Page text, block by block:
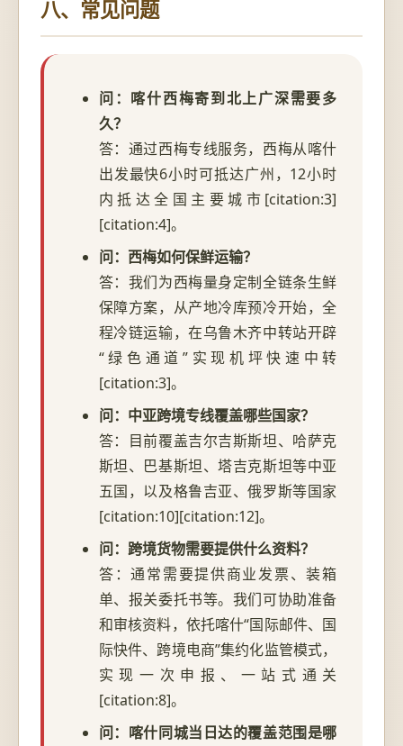
八、常见问题
问：喀什西梅寄到北上广深需要多
久？
答：通过西梅专线服务，西梅从喀什
出发最快6小时可抵达广州，12小时
内抵达全国主要城市[citation:3]
[citation:4]。
问：西梅如何保鲜运输？
答：我们为西梅量身定制全链条生鲜
保障方案，从产地冷库预冷开始，全
程冷链运输，在乌鲁木齐中转站开辟
“绿色通道”实现机坪快速中转
[citation:3]。
问：中亚跨境专线覆盖哪些国家？
答：目前覆盖吉尔吉斯斯坦、哈萨克
斯坦、巴基斯坦、塔吉克斯坦等中亚
五国，以及格鲁吉亚、俄罗斯等国家
[citation:10][citation:12]。
问：跨境货物需要提供什么资料？
答：通常需要提供商业发票、装箱
单、报关委托书等。我们可协助准备
和审核资料，依托喀什“国际邮件、国
际快件、跨境电商”集约化监管模式，
实现一次申报、一站式通关
[citation:8]。
问：喀什同城当日达的覆盖范围是哪